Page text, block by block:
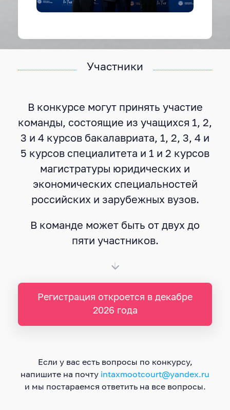
Участники
В конкурсе могут принять участие
команды, состоящие из учащихся 1, 2,
3 и 4 курсов бакалавриата, 1, 2, 3, 4 и
5 курсов специалитета и 1 и 2 курсов
магистратуры юридических и
экономических специальностей
российских и зарубежных вузов.
В команде может быть от двух до
пяти участников.
Регистрация откроется в декабре
2026 года
Если у вас есть вопросы по конкурсу,
напишите на почту intaxmootcourt@yandex.ru
и мы постараемся ответить на все вопросы.